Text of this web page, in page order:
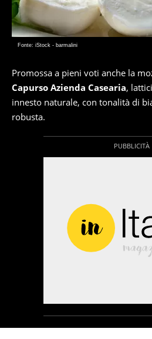
Fonte: iStock - barmalini
Promossa a pieni voti anche la
Capurso Azienda Casearia,
innesto naturale, con tonalità di
robusta.